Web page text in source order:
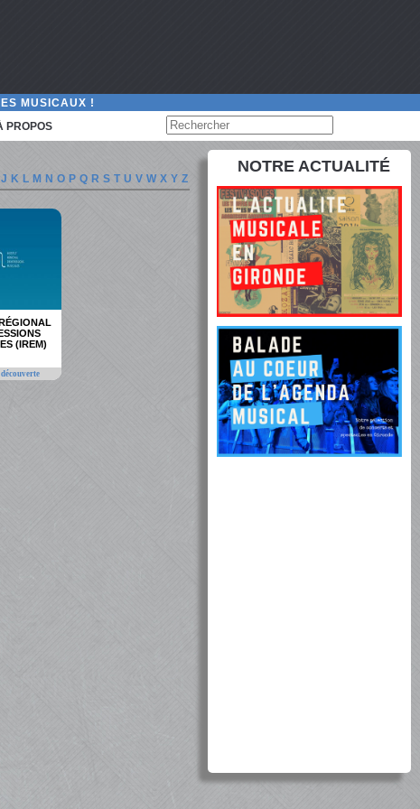
MUSICAUX !
PROPOS
J K L M N O P Q R S T U V W X Y Z
(IREM)
NOTRE ACTUALITÉ